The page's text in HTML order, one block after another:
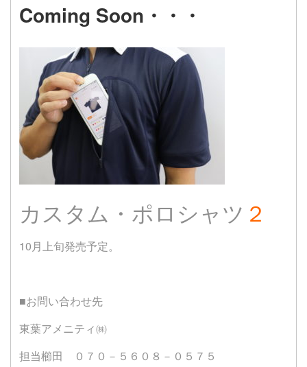
Coming Soon・・・
カスタム・ポロシャツ ２
10月上旬発売予定。
■お問い合わせ先
東葉アメニティ㈱
担当櫛田 ０７０－５６０８－０５７５